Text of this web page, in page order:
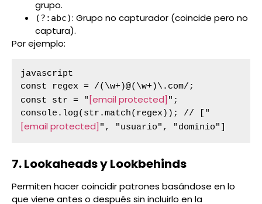
grupo.
(?:abc): Grupo no capturador (coincide pero no
captura).
Por ejemplo:
javascript
const regex = /(\w+)@(\w+)\.com/;
const str = " [email protected] ";
console.log(str.match(regex)); // ["
[email protected] ", "usuario", "dominio"]
7. Lookaheads y Lookbehinds
Permiten hacer coincidir patrones basándose en lo
que viene antes o después sin incluirlo en la